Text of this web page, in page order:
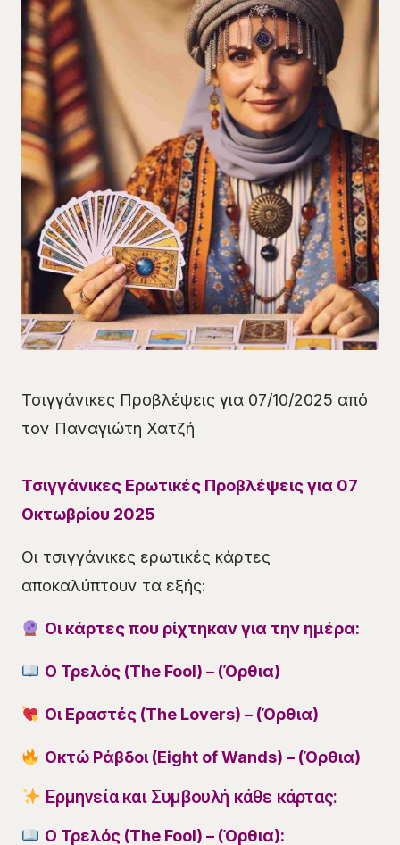
Τσιγγάνικες Προβλέψεις για 07/10/2025 από
τον Παναγιώτη Χατζή
Τσιγγάνικες Ερωτικές Προβλέψεις για 07
Οκτωβρίου 2025
Οι τσιγγάνικες ερωτικές κάρτες
αποκαλύπτουν τα εξής:
Οι κάρτες που ρίχτηκαν για την ημέρα:
Ο Τρελός (The Fool) – (Όρθια)
Οι Εραστές (The Lovers) – (Όρθια)
Οκτώ Ράβδοι (Eight of Wands) – (Όρθια)
Ερμηνεία και Συμβουλή κάθε κάρτας:
Ο Τρελός (The Fool) – (Όρθια):